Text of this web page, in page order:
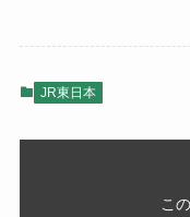
JR東日本
こ